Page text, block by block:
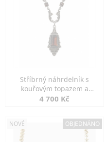
Stříbrný náhrdelník s
kouřovým topazem a
markazity
4 700 Kč
NOVÉ OBJEDNÁNO